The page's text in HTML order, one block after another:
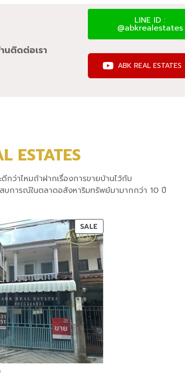
นติดต่อเรา
LINE ID :
@abkrealestates
ABK REAL ESTATES
ESTATES
กว่าไหมถ้าฝากเรื่องการขายบ้านไว้กับ
การณ์ในตลาดอสังหาริมทรัพย์มามากกว่า 10 ปี
SALE
ON
SALE
Current